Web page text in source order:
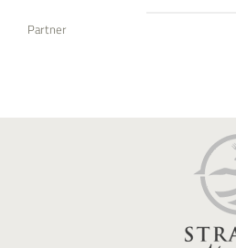
Partner